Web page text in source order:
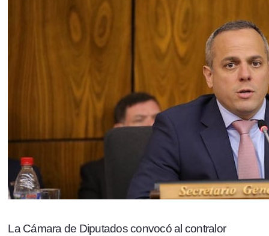
La Cámara de Diputados convocó al contralor